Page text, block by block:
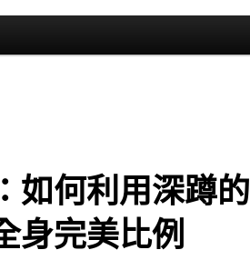
如何利用深蹲的
身完美比例